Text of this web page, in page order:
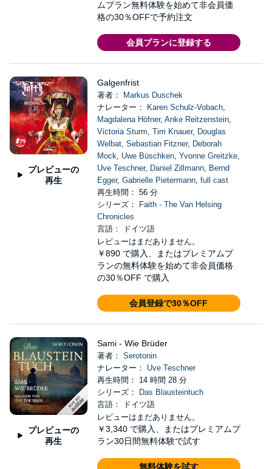
ムプラン無料体験を始めて非会員価
格の30％OFFで予約注文
会員プランに登録する
プレビューの
再生
Galgenfrist
著者：
Markus Duschek
ナレーター：
Karen Schulz-Vobach,
Magdalena Höfner, Anke Reitzenstein,
Victoria Sturm, Tim Knauer, Douglas
Welbat, Sebastian Fitzner, Deborah
Mock, Uwe Büschken, Yvonne Greitzke,
Uve Teschner, Daniel Zillmann, Bernd
Egger, Gabrielle Pietermann, full cast
再生時間： 56 分
シリーズ：
Faith - The Van Helsing
Chronicles
言語： ドイツ語
レビューはまだありません。
￥890 で購入、またはプレミアムプ
ランの無料体験を始めて非会員価格
の30％OFF で購入
会員登録で30％OFF
プレビューの
再生
Sami - Wie Brüder
著者： Serotonin
ナレーター： Uve Teschner
再生時間： 14 時間 28 分
シリーズ：
Das Blausteintuch
言語： ドイツ語
レビューはまだありません。
￥3,340 で購入、またはプレミアムプ
ラン30日間無料体験で試す
無料体験を試す